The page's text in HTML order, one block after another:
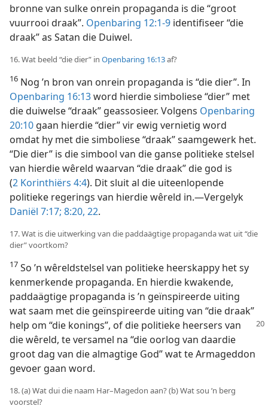
bronne van sulke onrein propaganda is die “groot
vuurrooi draak”. Openbaring 12:1-9 identifiseer “die
draak” as Satan die Duiwel.
16. Wat beeld “die dier” in Openbaring 16:13af?
16 Nog ’n bron van onrein propaganda is “die dier”. In
Openbaring 16:13word hierdie simboliese “dier” met
die duiwelse “draak” geassosieer. Volgens Openbaring
20:10 gaan hierdie “dier” vir ewig vernietig word
omdat hy met die simboliese “draak” saamgewerk het.
“Die dier” is die simbool van die ganse politieke stelsel
van hierdie wêreld waarvan “die draak” die god is
(2 Korinthiërs 4:4). Dit sluit al die uiteenlopende
politieke regerings van hierdie wêreld in.—Vergelyk
Daniël 7:17; 8:20, 22.
17. Wat is die uitwerking van die paddaägtige propaganda wat uit “die
dier” voortkom?
17 So ’n wêreldstelsel van politieke heerskappy het sy
kenmerkende propaganda. En hierdie kwakende,
paddaägtige propaganda is ’n geïnspireerde uiting
wat saam met die geïnspireerde uiting van “die draak”
help om “die konings”, of die politieke heersers van
die wêreld, te versamel na “die oorlog van daardie
groot dag van die almagtige God” wat te Armageddon
gevoer gaan word.
18. (a) Wat dui die naam Har–Magedon aan? (b) Wat sou ’n berg
voorstel?